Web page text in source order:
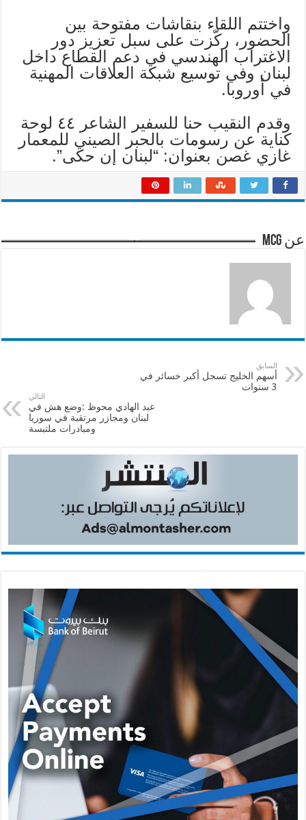
واختتم اللقاء بنقاشات مفتوحة بين
الحضور، ركّزت على سبل تعزيز دور
الاغتراب الهندسي في دعم القطاع داخل
لبنان وفي توسيع شبكة العلاقات المهنية
في أوروبا.
وقدم النقيب حنا للسفير الشاعر ٤٤ لوحة
كناية عن رسومات بالحبر الصيني للمعمار
غازي غصن بعنوان: “لبنان إن حكى”.
عن mcg
السابق
أسهم الخليج تسجل أكبر خسائر في
3 سنوات
التالي
عبد الهادي محوظ :وضع هش في
لبنان ومجازر مرتقبة في سوريا
ومبادرات ملتبسة